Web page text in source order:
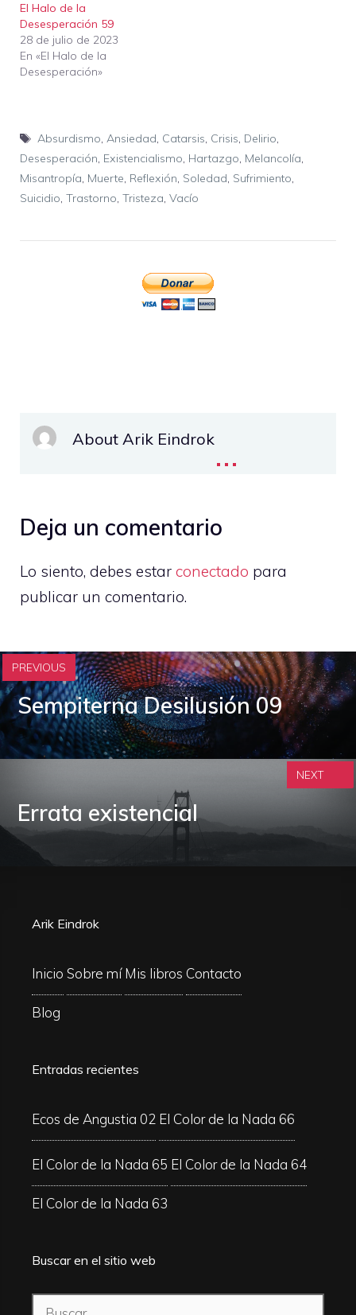
El Halo de la
Desesperación 59
28 de julio de 2023
En «El Halo de la
Desesperación»
Etiquetas
Absurdismo, Ansiedad, Catarsis, Crisis, Delirio,
Desesperación, Existencialismo, Hartazgo, Melancolía,
Misantropía, Muerte, Reflexión, Soledad, Sufrimiento,
Suicidio, Trastorno, Tristeza, Vacío
About Arik Eindrok...
Deja un comentario
Lo siento, debes estar conectado para
publicar un comentario.
PREVIOUS
Sempiterna Desilusión 09
Errata existencial
NEXT
Arik Eindrok
Inicio Sobre mí Mis libros Contacto
Blog
Entradas recientes
Ecos de Angustia 02 El Color de la Nada 66
El Color de la Nada 65 El Color de la Nada 64
El Color de la Nada 63
Buscar en el sitio web
Buscar: